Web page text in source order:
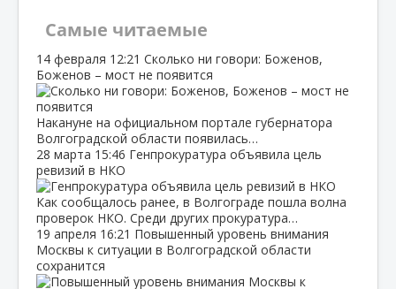
Самые читаемые
14 февраля 12:21 Сколько ни говори: Боженов,
Боженов – мост не появится
Накануне на официальном портале губернатора
Волгоградской области появилась…
28 марта 15:46 Генпрокуратура объявила цель
ревизий в НКО
Как сообщалось ранее, в Волгограде пошла волна
проверок НКО. Среди других прокуратура…
19 апреля 16:21 Повышенный уровень внимания
Москвы к ситуации в Волгоградской области
сохранится